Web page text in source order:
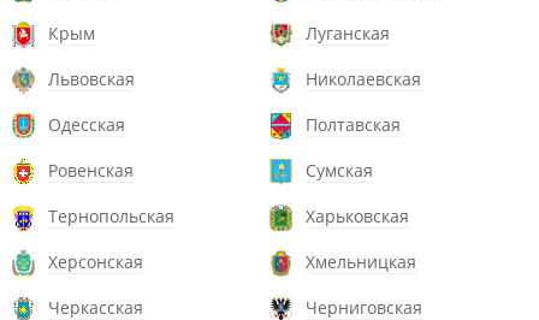
Крым
Луганская
Львовская
Николаевская
Одесская
Полтавская
Ровенская
Сумская
Тернопольская
Харьковская
Херсонская
Хмельницкая
Черкасская
Черниговская